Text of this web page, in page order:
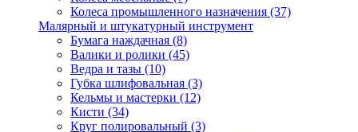
Колеса промышленного назначения (37)
Малярный и штукатурный инструмент
Бумага наждачная (8)
Валики и ролики (45)
Ведра и тазы (10)
Губка шлифовальная (3)
Кельмы и мастерки (12)
Кисти (34)
Круг полировальный (3)